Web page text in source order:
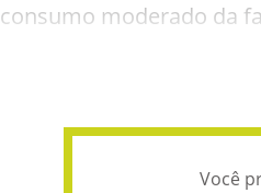
consumo moderado da
Você